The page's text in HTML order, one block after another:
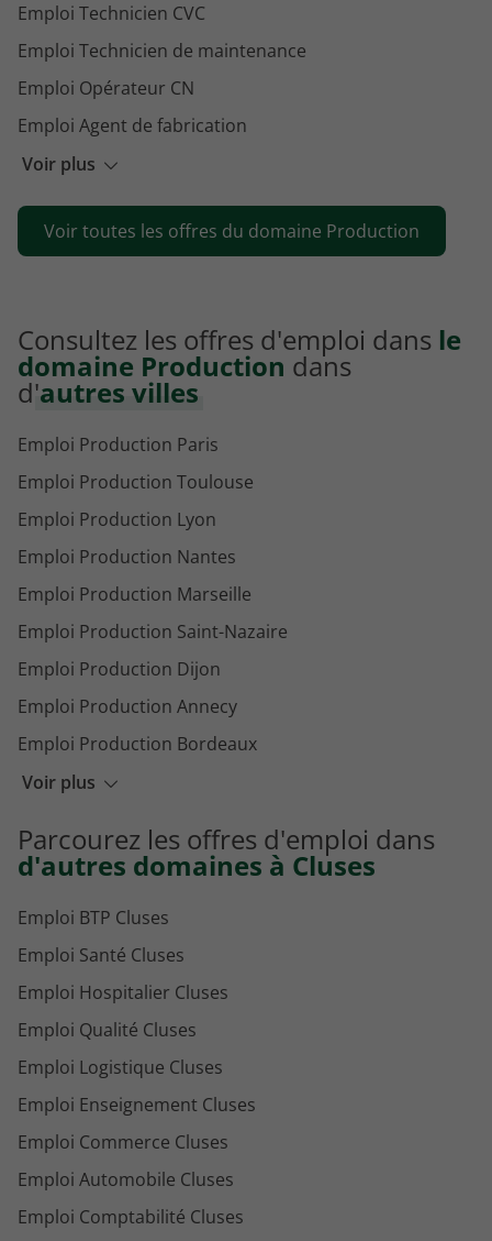
Voir plus
Emploi Technicien CVC
Emploi Technicien de maintenance
Emploi Opérateur CN
Emploi Agent de fabrication
Emploi Agent de conditionnement
Emploi Régleur
Emploi Métallier
Voir toutes les offres du domaine Production
Consultez les offres d'emploi dans le
domaine Production dans
d'autres villes
Voir plus
Emploi Production Paris
Emploi Production Toulouse
Emploi Production Lyon
Emploi Production Nantes
Emploi Production Marseille
Emploi Production Saint-Nazaire
Emploi Production Dijon
Emploi Production Annecy
Emploi Production Bordeaux
Emploi Production Strasbourg
Emploi Production Reims
Parcourez les offres d'emploi dans
d'autres domaines à Cluses
Emploi BTP Cluses
Emploi Santé Cluses
Emploi Hospitalier Cluses
Emploi Qualité Cluses
Emploi Logistique Cluses
Emploi Enseignement Cluses
Emploi Commerce Cluses
Emploi Automobile Cluses
Emploi Comptabilité Cluses